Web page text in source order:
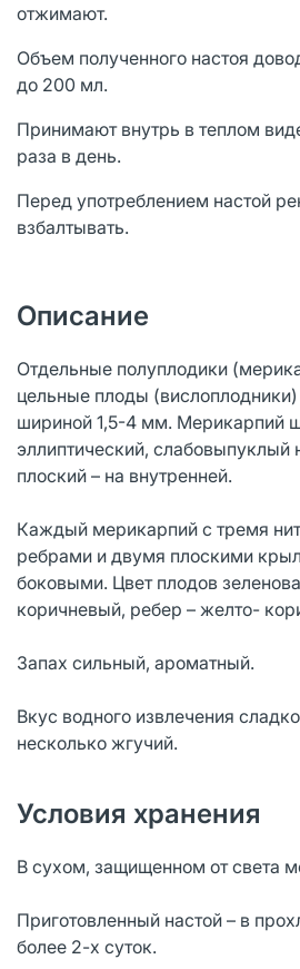
отжимают.
Объем полученного настоя
до 200 мл.
Принимают внутрь в теплом
раза в день.
Перед употреблением настой
взбалтывать.
Описание
Отдельные полуплодики
цельные плоды
шириной 1,5-4 мм. Мерикарпий
эллиптический, слабовыпуклый
плоский – на внутренней.
Каждый мерикарпий с тремя
ребрами и двумя плоскими
боковыми. Цвет плодов
коричневый, ребер – желто-
Запах сильный, ароматный.
Вкус водного извлечения
несколько жгучий.
Условия хранения
В сухом, защищенном от света
Приготовленный настой – в
более 2-х суток.